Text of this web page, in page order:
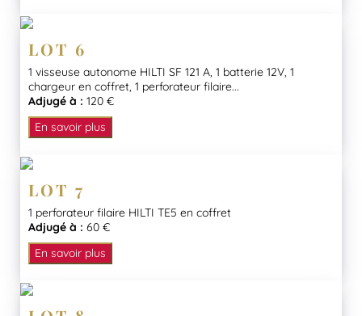
LOT 6
1 visseuse autonome HILTI SF 121 A, 1 batterie 12V, 1
chargeur en coffret, 1 perforateur filaire...
Adjugé à : 120 €
En savoir plus
LOT 7
1 perforateur filaire HILTI TE5 en coffret
Adjugé à : 60 €
En savoir plus